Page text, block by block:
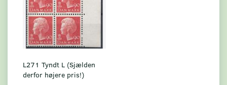
L271 Tyndt L (Sjælden
derfor højere pris!)